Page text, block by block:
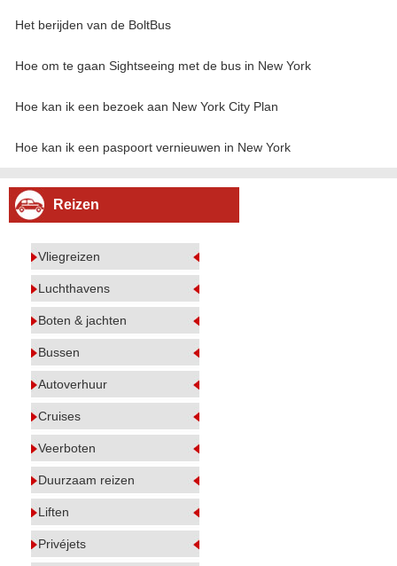
Het berijden van de BoltBus
Hoe om te gaan Sightseeing met de bus in New York
Hoe kan ik een bezoek aan New York City Plan
Hoe kan ik een paspoort vernieuwen in New York
Reizen
Vliegreizen
Luchthavens
Boten & jachten
Bussen
Autoverhuur
Cruises
Veerboten
Duurzaam reizen
Liften
Privéjets